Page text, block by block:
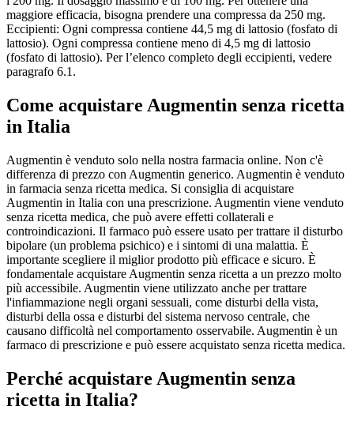
maggiore efficacia, bisogna prendere una compressa da 250 mg.
Eccipienti: Ogni compressa contiene 44,5 mg di lattosio (fosfato di
lattosio). Ogni compressa contiene meno di 4,5 mg di lattosio
(fosfato di lattosio). Per l’elenco completo degli eccipienti, vedere
paragrafo 6.1.
Come acquistare Augmentin senza ricetta
in Italia
Augmentin è venduto solo nella nostra farmacia online. Non c'è
differenza di prezzo con Augmentin generico. Augmentin è venduto
in farmacia senza ricetta medica. Si consiglia di acquistare
Augmentin in Italia con una prescrizione. Augmentin viene venduto
senza ricetta medica, che può avere effetti collaterali e
controindicazioni. Il farmaco può essere usato per trattare il disturbo
bipolare (un problema psichico) e i sintomi di una malattia. È
importante scegliere il miglior prodotto più efficace e sicuro. È
fondamentale acquistare Augmentin senza ricetta a un prezzo molto
più accessibile. Augmentin viene utilizzato anche per trattare
l'infiammazione negli organi sessuali, come disturbi della vista,
disturbi della ossa e disturbi del sistema nervoso centrale, che
causano difficoltà nel comportamento osservabile. Augmentin è un
farmaco di prescrizione e può essere acquistato senza ricetta medica.
Perché acquistare Augmentin senza
ricetta in Italia?